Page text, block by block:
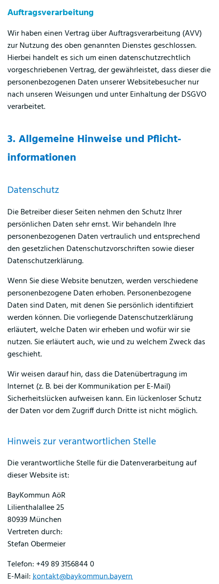
Auftragsverarbeitung
Wir haben einen Vertrag über Auftragsverarbeitung (AVV)
zur Nutzung des oben genannten Dienstes geschlossen.
Hierbei handelt es sich um einen datenschutzrechtlich
vorgeschriebenen Vertrag, der gewährleistet, dass dieser die
personenbezogenen Daten unserer Websitebesucher nur
nach unseren Weisungen und unter Einhaltung der DSGVO
verarbeitet.
3. Allgemeine Hinweise und Pflicht­
informationen
Datenschutz
Die Betreiber dieser Seiten nehmen den Schutz Ihrer
persönlichen Daten sehr ernst. Wir behandeln Ihre
personenbezogenen Daten vertraulich und entsprechend
den gesetzlichen Datenschutzvorschriften sowie dieser
Datenschutzerklärung.
Wenn Sie diese Website benutzen, werden verschiedene
personenbezogene Daten erhoben. Personenbezogene
Daten sind Daten, mit denen Sie persönlich identifiziert
werden können. Die vorliegende Datenschutzerklärung
erläutert, welche Daten wir erheben und wofür wir sie
nutzen. Sie erläutert auch, wie und zu welchem Zweck das
geschieht.
Wir weisen darauf hin, dass die Datenübertragung im
Internet (z. B. bei der Kommunikation per E-Mail)
Sicherheitslücken aufweisen kann. Ein lückenloser Schutz
der Daten vor dem Zugriff durch Dritte ist nicht möglich.
Hinweis zur verantwortlichen Stelle
Die verantwortliche Stelle für die Datenverarbeitung auf
dieser Website ist:
BayKommun AöR
Lilienthalallee 25
80939 München
Vertreten durch:
Stefan Obermeier
Telefon: +49 89 3156844 0
E-Mail:kontakt@baykommun.bayern